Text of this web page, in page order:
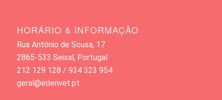
HORÁRIO & INFORMAÇÃO
Rua António de Sousa, 17
2865-533 Seixal, Portugal
212 129 128 / 934 323 954
geral@edenvet.pt